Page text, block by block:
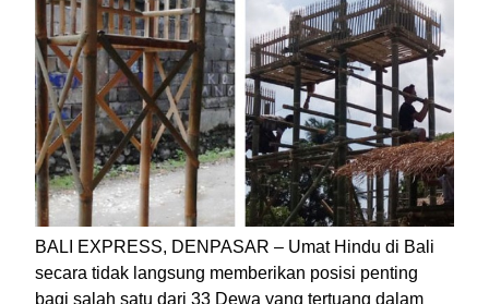
BALI EXPRESS, DENPASAR – Umat Hindu di Bali
secara tidak langsung memberikan posisi penting
bagi salah satu dari 33 Dewa yang tertuang dalam